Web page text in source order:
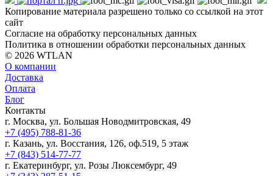
Копирование материала разрешено только со ссылкой на этот
сайт
Согласие на обработку персональных данных
Политика в отношении обработки персональных данных
© 2026 WTLAN
О компании
Доставка
Оплата
Блог
Контакты
г. Москва, ул. Большая Новодмитровская, 49
+7 (495) 788-81-36
г. Казань, ул. Восстания, 126, оф.519, 5 этаж
+7 (843) 514-77-77
г. Екатеринбург, ул. Розы Люксембург, 49